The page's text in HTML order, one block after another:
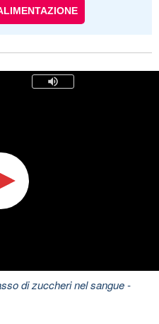
di zuccheri nel sangue-